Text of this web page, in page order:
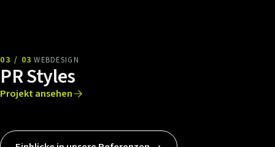
03 / 03 WEBDESIGN
PR Styles
Projekt ansehen